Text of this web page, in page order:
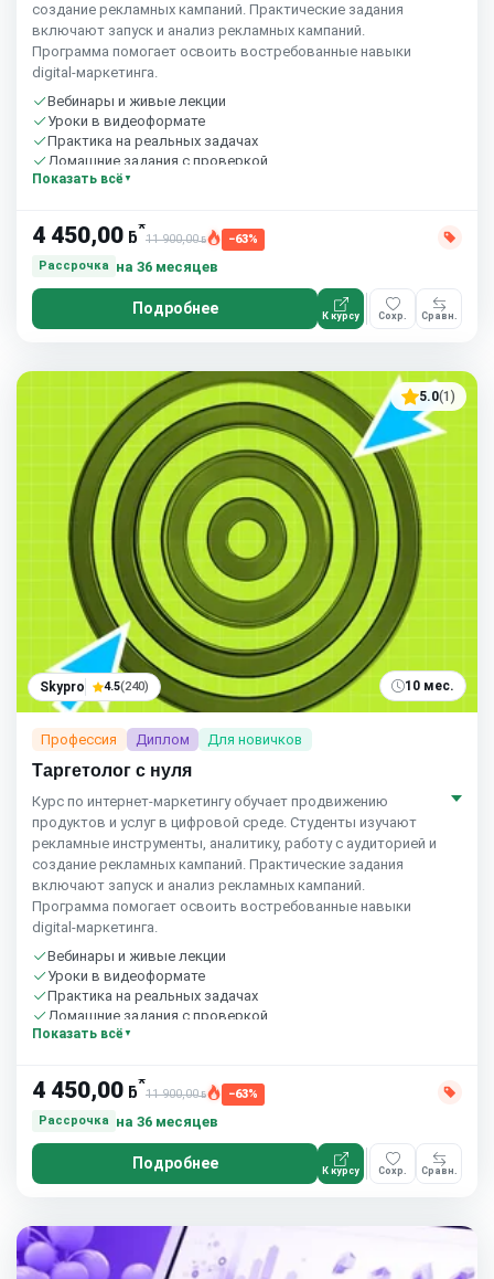
создание рекламных кампаний. Практические задания
включают запуск и анализ рекламных кампаний.
Программа помогает освоить востребованные навыки
digital‑маркетинга.
Вебинары и живые лекции
Уроки в видеоформате
Практика на реальных задачах
Домашние задания с проверкой
Сообщество студентов
Показать всё
4 450,00 ƃ*
11 900,00ƃ
−63%
Рассрочка
на 36 месяцев
Подробнее К курсу Сохр. Сравн.
5.0(1)
Skypro 4.5(240) 10 мес.
Профессия Диплом Для новичков
Таргетолог с нуля
Курс по интернет‑маркетингу обучает продвижению
продуктов и услуг в цифровой среде. Студенты изучают
рекламные инструменты, аналитику, работу с аудиторией и
создание рекламных кампаний. Практические задания
включают запуск и анализ рекламных кампаний.
Программа помогает освоить востребованные навыки
digital‑маркетинга.
Вебинары и живые лекции
Уроки в видеоформате
Практика на реальных задачах
Домашние задания с проверкой
Сообщество студентов
Показать всё
4 450,00 ƃ*
11 900,00ƃ
−63%
Рассрочка
на 36 месяцев
Подробнее К курсу Сохр. Сравн.